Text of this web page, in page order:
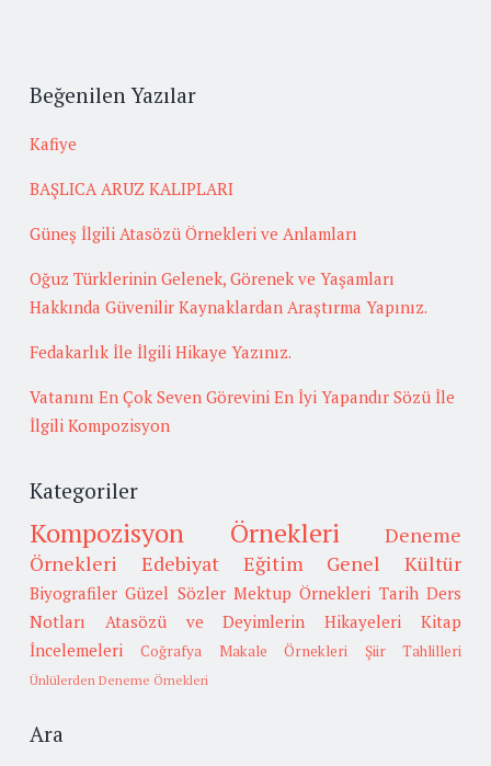
Beğenilen Yazılar
Kafiye
BAŞLICA ARUZ KALIPLARI
Güneş İlgili Atasözü Örnekleri ve Anlamları
Oğuz Türklerinin Gelenek, Görenek ve Yaşamları
Hakkında Güvenilir Kaynaklardan Araştırma Yapınız.
Fedakarlık İle İlgili Hikaye Yazınız.
Vatanını En Çok Seven Görevini En İyi Yapandır Sözü İle
İlgili Kompozisyon
Kategoriler
Kompozisyon Örnekleri
Deneme
Örnekleri
Edebiyat Eğitim Genel Kültür
Biyografiler Güzel Sözler Mektup Örnekleri Tarih Ders
Notları
Atasözü ve Deyimlerin Hikayeleri
Kitap
İncelemeleri
Coğrafya Makale Örnekleri Şiir Tahlilleri
Ünlülerden Deneme Örnekleri
Ara